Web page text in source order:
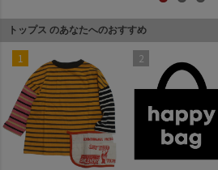
トップス のあなたへのおすすめ
1 2